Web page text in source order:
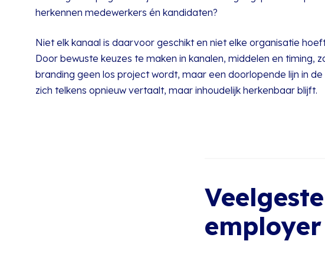
herkennen medewerkers én kandidaten?
Niet elk kanaal is daarvoor geschikt en niet elke organisatie
Door bewuste keuzes te maken in kanalen, middelen en timing,
branding geen los project wordt, maar een doorlopende lijn in de
zich telkens opnieuw vertaalt, maar inhoudelijk herkenbaar blijft.